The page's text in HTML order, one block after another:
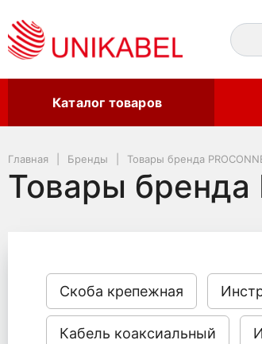
Каталог товаров
Главная Бренды Товары бренда
Товары бренда
Скоба крепежная
Кабель коаксиальный